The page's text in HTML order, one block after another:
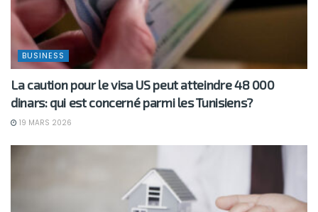
BUSINESS
La caution pour le visa US peut atteindre 48 000
dinars: qui est concerné parmi les Tunisiens?
19 MARS 2026